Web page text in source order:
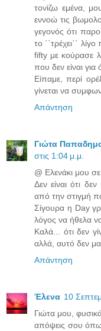
τονίζω εμένα,
εννοώ τις
γεγονός ότι
το ΄΄τρέχει΄΄
fifty με κούρασε
που δεν είναι
Είπαμε, περί
γίνεται να
Απάντηση
Γιώτα
στις 1:04 μ.μ.
@ Ελενάκι μου
Δεν είναι ότι
από την στιγμή
Σίγουρα η Day
λόγος να ήθελα
Καλά... ότι δεν
αλλά, αυτό δεν
Απάντηση
Έλενα 10
Γιώτα μου,
απόψεις σου